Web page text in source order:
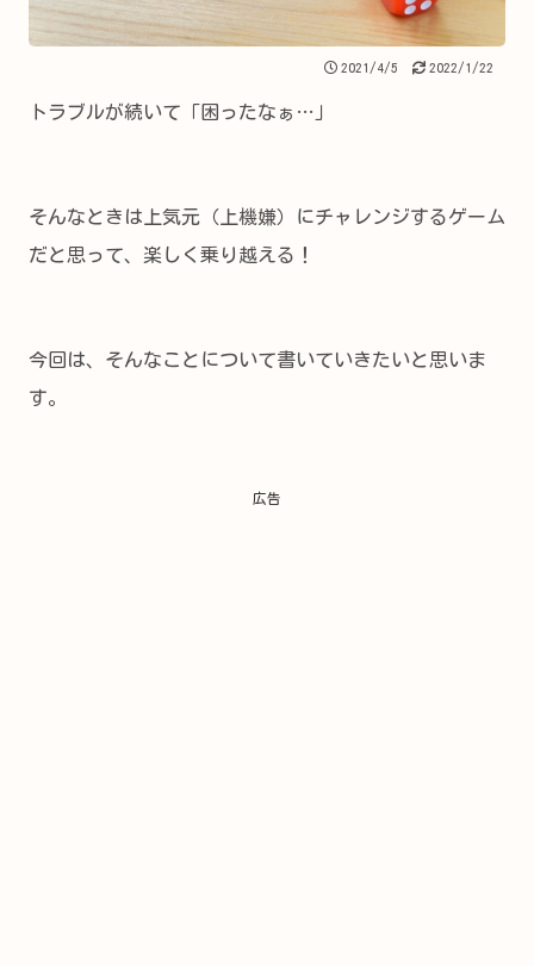
2021/4/5 2022/1/22
トラブルが続いて「困ったなぁ…」
そんなときは上気元（上機嫌）にチャレンジするゲーム
だと思って、楽しく乗り越える！
今回は、そんなことについて書いていきたいと思いま
す。
広告